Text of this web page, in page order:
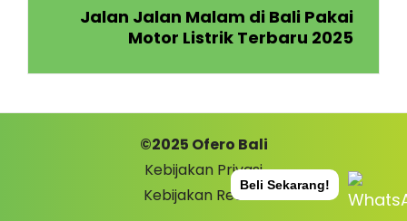
Beli Sekarang!
PostJalan Jalan Malam di Bali Pakai
Motor Listrik Terbaru 2025
©2025 Ofero Bali
Kebijakan Privasi
Kebijakan Return